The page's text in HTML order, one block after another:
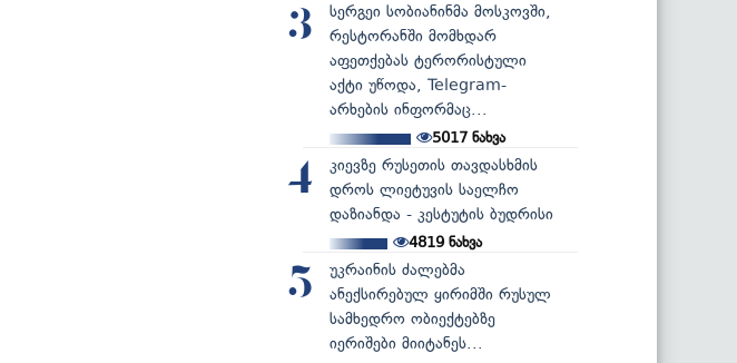
3
სერგეი სობიანინმა მოსკოვში,
რესტორანში მომხდარ
აფეთქებას ტერორისტული
აქტი უწოდა, Telegram-
არხების ინფორმაც...
5017ნახვა
4
კიევზე რუსეთის თავდასხმის
დროს ლიეტუვის საელჩო
დაზიანდა - კესტუტის ბუდრისი
4819ნახვა
5
უკრაინის ძალებმა
ანექსირებულ ყირიმში რუსულ
სამხედრო ობიექტებზე
იერიშები მიიტანეს...